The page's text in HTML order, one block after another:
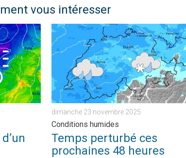
vous intéresser
Air polaire. . . vendredi 21 novembre 2025
Temps perturbé ces prochaines 48
dimanche 23 novembre 2025
Conditions humides
Temps perturbé ces
prochaines 48 heures